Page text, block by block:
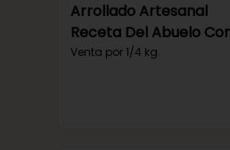
Arrollado Artesanal
Receta Del Abuelo
Ají (Sku 175)
Venta por 1/4 kg.